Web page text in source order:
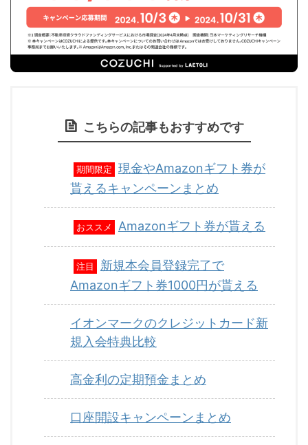
こちらの記事もおすすめです
期間限定
現金やAmazonギフト券が
貰えるキャンペーンまとめ
おススメ Amazonギフト券が貰える
注目
新規本会員登録完了で
Amazonギフト券1000円が貰える
イオンマークのクレジットカード新
規入会特典比較
高金利の定期預金まとめ
口座開設キャンペーンまとめ